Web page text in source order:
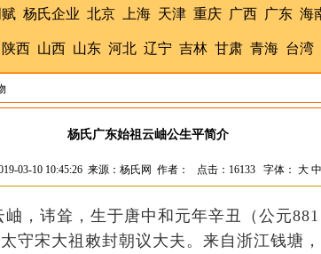
杨氏企业 北京 上海 天津 重庆 广西 广东 海
陕西 山西 山东 河北 辽宁 吉林 甘肃 青海 台湾
杨氏广东始祖云岫公生平简介
03-10 10:45:26 来源：杨氏网 作者： 点击： 16133 字体： 大 中
，讳耸，生于唐中和元年辛丑（公元
守宋大祖敕封朝议大夫。来自浙江钱塘